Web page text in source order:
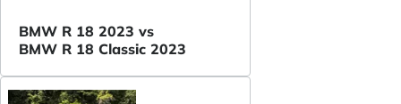
BMW R 18 2023 vs
BMW R 18 Classic 2023